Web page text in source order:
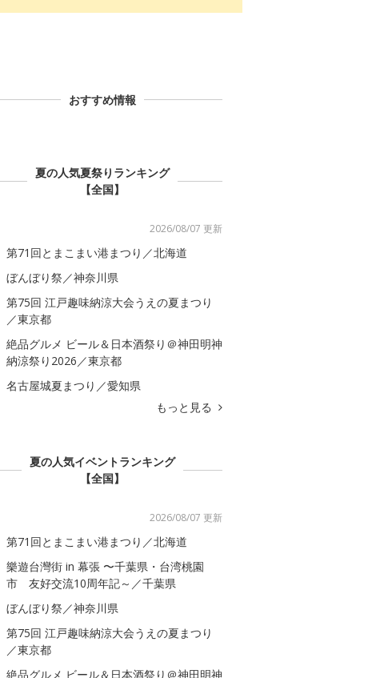
おすすめ情報
夏の人気夏祭りランキング
【全国】
2026/08/07 更新
第71回とまこまい港まつり／北海道
ぼんぼり祭／神奈川県
第75回 江戸趣味納涼大会うえの夏まつり
／東京都
絶品グルメ ビール＆日本酒祭り＠神田明神
納涼祭り2026／東京都
名古屋城夏まつり／愛知県
もっと見る
夏の人気イベントランキング
【全国】
2026/08/07 更新
第71回とまこまい港まつり／北海道
樂遊台灣街 in 幕張 〜千葉県・台湾桃園
市 友好交流10周年記～／千葉県
ぼんぼり祭／神奈川県
第75回 江戸趣味納涼大会うえの夏まつり
／東京都
絶品グルメ ビール＆日本酒祭り＠神田明神